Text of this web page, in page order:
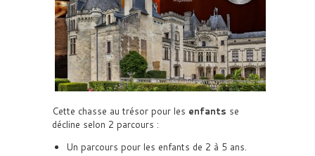
Cette chasse au trésor pour les enfants se
décline selon 2 parcours :
Un parcours pour les enfants de 2 à 5 ans.